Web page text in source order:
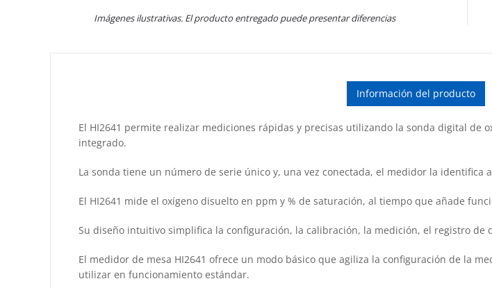
Imágenes ilustrativas. El producto entregado puede presentar diferencias
Información del producto
El HI2641 permite realizar mediciones rápidas y precisas utilizando la sonda digital
integrado.
La sonda tiene un número de serie único y, una vez conectada, el medidor la identifica
El HI2641 mide el oxígeno disuelto en ppm y % de saturación, al tiempo que añade
Su diseño intuitivo simplifica la configuración, la calibración, la medición, el registro de
El medidor de mesa HI2641 ofrece un modo básico que agiliza la configuración de la
utilizar en funcionamiento estándar.